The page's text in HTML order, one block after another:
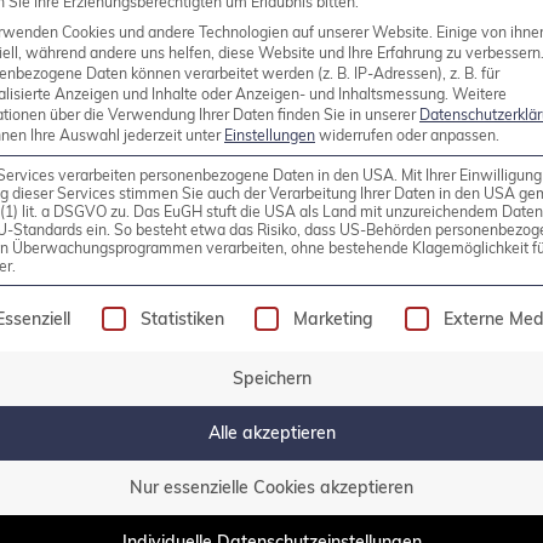
und Kibana auf Ubuntu
und Anzeige von Log-Daten. Dabei
wie Elasticsearch ablegen. Darüber
und Filterung der Logs. Log-Dateien werden
Cookies und andere Technologien auf unserer Website. Einige von
während andere uns helfen, diese Website und Ihre Erfahrung zu verbessern.
Daten können verarbeitet werden (z. B. IP-Adressen), z. B. für
Anzeigen und Inhalte oder Anzeigen- und Inhaltsmessung. Weitere
über die Verwendung Ihrer Daten finden Sie in unserer
Ihre Auswahl jederzeit unter Einstellungen widerrufen oder anpassen.
verarbeiten personenbezogene Daten in den USA. Mit Ihrer
dieser Services stimmen Sie auch der Verarbeitung Ihrer Daten in den USA
lit. a DSGVO zu. Das EuGH stuft die USA als Land mit unzureichendem
Standards ein. So besteht etwa das Risiko, dass US-Behörden
Überwachungsprogrammen verarbeiten, ohne bestehende Klagemöglichkeit
eine Liste der Service-Gruppen, für die eine
Statistiken Marketing Externe
Speichern
Alle akzeptieren
Nur essenzielle Cookies akzeptieren